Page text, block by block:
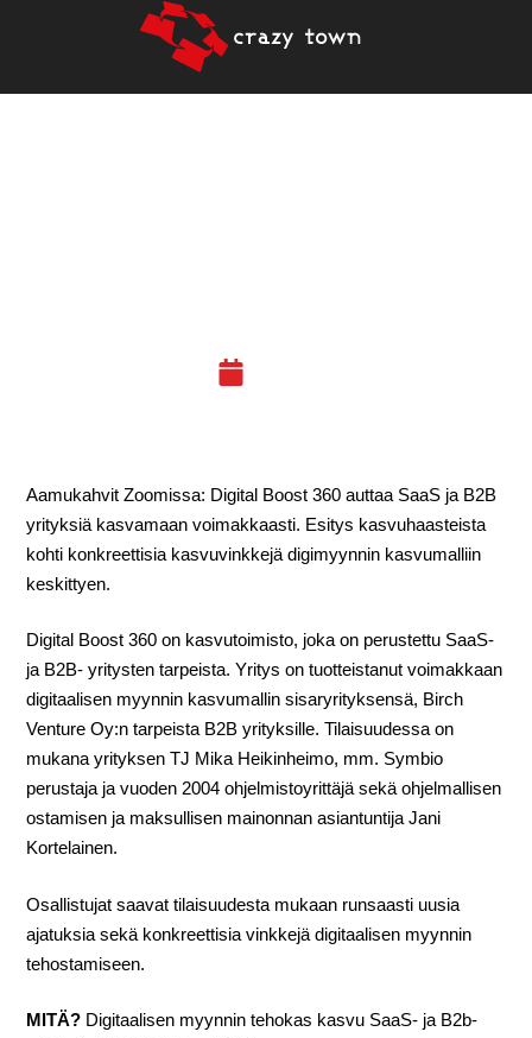
Aamukahvit Zoomissa: Digital Boost 360 auttaa SaaS ja B2B
yrityksiä kasvamaan voimakkaasti. Esitys kasvuhaasteista
kohti konkreettisia kasvuvinkkejä digimyynnin kasvumalliin
keskittyen.
Digital Boost 360 on kasvutoimisto, joka on perustettu SaaS-
ja B2B- yritysten tarpeista. Yritys on tuotteistanut voimakkaan
digitaalisen myynnin kasvumallin sisaryrityksensä, Birch
Venture Oy:n tarpeista B2B yrityksille. Tilaisuudessa on
mukana yrityksen TJ Mika Heikinheimo, mm. Symbio
perustaja ja vuoden 2004 ohjelmistoyrittäjä sekä ohjelmallisen
ostamisen ja maksullisen mainonnan asiantuntija Jani
Kortelainen.
Osallistujat saavat tilaisuudesta mukaan runsaasti uusia
ajatuksia sekä konkreettisia vinkkejä digitaalisen myynnin
tehostamiseen.
MITÄ? Digitaalisen myynnin tehokas kasvu SaaS- ja B2b-